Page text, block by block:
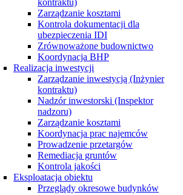
kontraktu)
Zarządzanie kosztami
Kontrola dokumentacji dla
ubezpieczenia IDI
Zrównoważone budownictwo
Koordynacja BHP
Realizacja inwestycji
Zarządzanie inwestycją (Inżynier
kontraktu)
Nadzór inwestorski (Inspektor
nadzoru)
Zarządzanie kosztami
Koordynacja prac najemców
Prowadzenie przetargów
Remediacja gruntów
Kontrola jakości
Eksploatacja obiektu
Przeglądy okresowe budynków